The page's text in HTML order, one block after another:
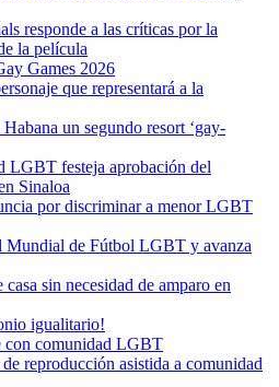
responde a las críticas por la
la película
Games 2026
que representará a la
un segundo resort ‘gay-
LGBT festeja aprobación del
Sinaloa
por discriminar a menor LGBT
Mundial de Fútbol LGBT y avanza
sin necesidad de amparo en
igualitario!
con comunidad LGBT
reproducción asistida a comunidad